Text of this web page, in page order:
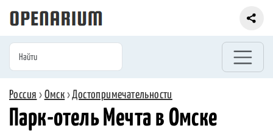
Россия › Омск ›Достопримечательности
Парк-отель Мечта в Омске